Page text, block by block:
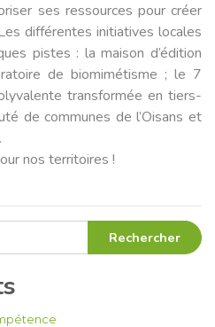
ses ressources pour créer
différentes initiatives locales
pistes : la maison d’édition
de biomimétisme ; le 7
transformée en tiers-
de communes de l’Oisans et
nos territoires !